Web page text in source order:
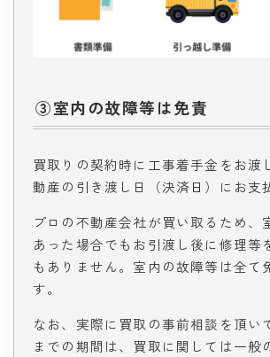
③室内の故障等は免責
買取りの契約時に工事着手金をお渡
動産の引き渡し日（決済日）にお支
プロの不動産会社が買い取るため、
あった場合でもお引渡し後に修理等
もありません。室内の故障等は全て
す。
なお、実際に買取の事前相談を頂い
までの期間は、買取に関しては一般